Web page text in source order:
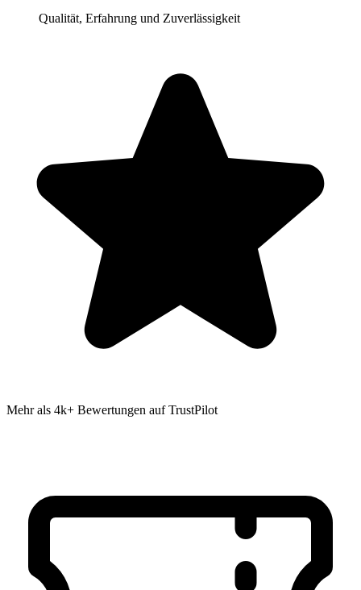
Qualität, Erfahrung und Zuverlässigkeit
Mehr als 4k+ Bewertungen auf TrustPilot